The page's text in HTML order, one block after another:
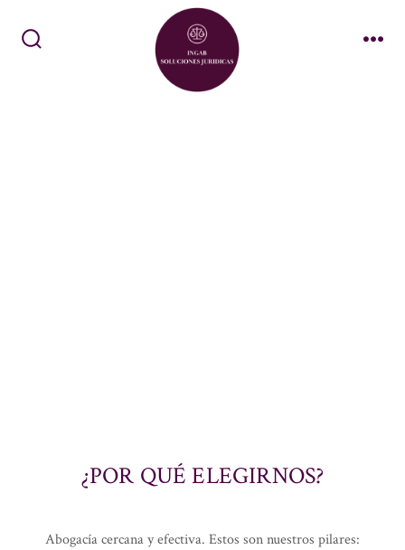
¿POR QUÉ ELEGIRNOS?
Abogacía cercana y efectiva. Estos son nuestros pilares: